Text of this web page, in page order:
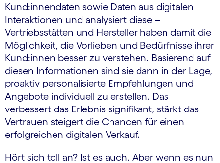
Kund:innendaten sowie Daten aus digitalen
Interaktionen und analysiert diese –
Vertriebsstätten und Hersteller haben damit die
Möglichkeit, die Vorlieben und Bedürfnisse ihrer
Kund:innen besser zu verstehen. Basierend auf
diesen Informationen sind sie dann in der Lage,
proaktiv personalisierte Empfehlungen und
Angebote individuell zu erstellen. Das
verbessert das Erlebnis signifikant, stärkt das
Vertrauen steigert die Chancen für einen
erfolgreichen digitalen Verkauf.
Hört sich toll an? Ist es auch. Aber wenn es nun